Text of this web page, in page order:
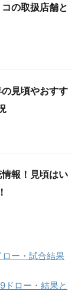
の取扱店舗と
見頃やおすす
報！見頃はい
ー・試合結果
ドロー・結果と